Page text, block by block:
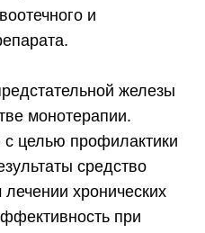
и
железы
монотерапии.
с целью профилактики
средство
хронических
при